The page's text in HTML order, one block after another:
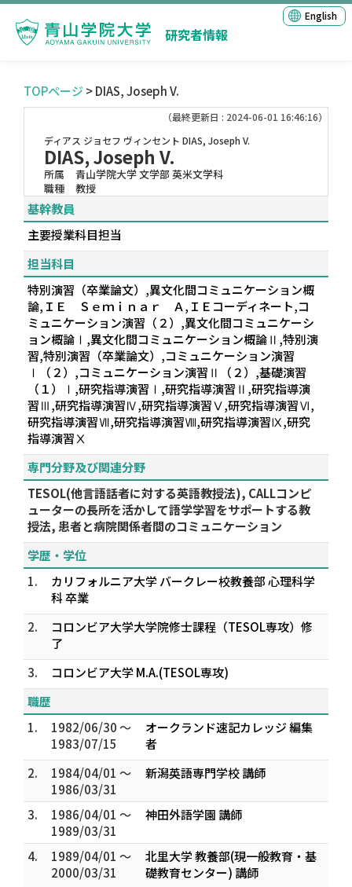
研究者情報
English
TOPページ > DIAS, Joseph V.
（最終更新日 : 2024-06-01 16:46:16）
ディアス ジョセフ ヴィンセント DIAS, Joseph V.
DIAS, Joseph V.
所属
青山学院大学 文学部 英米文学科
職種
教授
基幹教員
主要授業科目担当
担当科目
特別演習（卒業論文）,異文化間コミュニケーション概
論,ＩＥ Ｓｅｍｉｎａｒ Ａ,ＩＥコーディネート,コ
ミュニケーション演習（２）,異文化間コミュニケーシ
ョン概論Ⅰ,異文化間コミュニケーション概論Ⅱ,特別演
習,特別演習（卒業論文）,コミュニケーション演習
Ⅰ（２）,コミュニケーション演習Ⅱ（２）,基礎演習
（１）Ⅰ,研究指導演習Ⅰ,研究指導演習Ⅱ,研究指導演
習Ⅲ,研究指導演習Ⅳ,研究指導演習Ⅴ,研究指導演習Ⅵ,
研究指導演習Ⅶ,研究指導演習Ⅷ,研究指導演習Ⅸ,研究
指導演習Ⅹ
専門分野及び関連分野
TESOL(他言語話者に対する英語教授法), CALLコンピ
ューターの長所を活かして語学学習をサポートする教
授法, 患者と病院関係者間のコミュニケーション
学歴・学位
1.
カリフォルニア大学 バークレー校教養部 心理科学
科 卒業
2.
コロンビア大学大学院修士課程（TESOL専攻）修
了
3.
コロンビア大学 M.A.(TESOL専攻)
職歴
1.
1982/06/30 ～
1983/07/15
オークランド速記カレッジ 編集
者
2.
1984/04/01 ～
1986/03/31
新潟英語専門学校 講師
3.
1986/04/01 ～
1989/03/31
神田外語学園 講師
4.
1989/04/01 ～
2000/03/31
北里大学 教養部(現一般教育・基
礎教育センター) 講師